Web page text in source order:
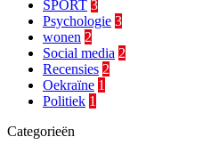
SPORT 3
Psychologie 3
wonen 2
Social media 2
Recensies 2
Oekraïne 1
Politiek 1
Categorieën